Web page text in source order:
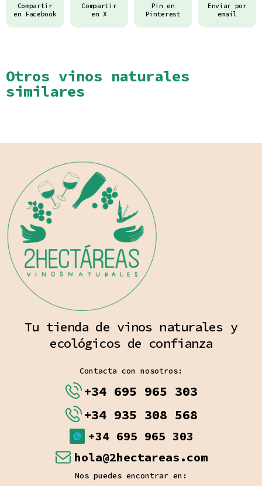
Compartir
en Facebook
Compartir
en X
Pin en
Pinterest
Enviar por
email
Otros vinos naturales
similares
Tu tienda de vinos naturales y
ecológicos de confianza
Contacta con nosotros:
+34 695 965 303
+34 935 308 568
+34 695 965 303
hola@2hectareas.com
Nos puedes encontrar en: